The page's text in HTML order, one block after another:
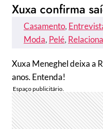
Xuxa confirma
Casamento,
Moda, Pelé,
Xuxa Meneghel deixa a
anos. Entenda!